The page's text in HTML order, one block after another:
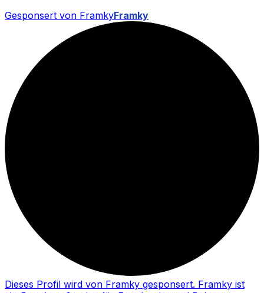
Gesponsert von FramkyFramky
Dieses Profil wird von Framky gesponsert. Framky ist